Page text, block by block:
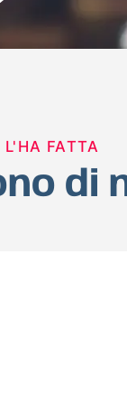
FATTA
di